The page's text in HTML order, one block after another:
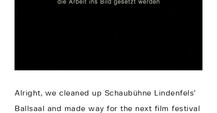
Alright, we cleaned up Schaubühne Lindenfels’
Ballsaal and made way for the next film festival